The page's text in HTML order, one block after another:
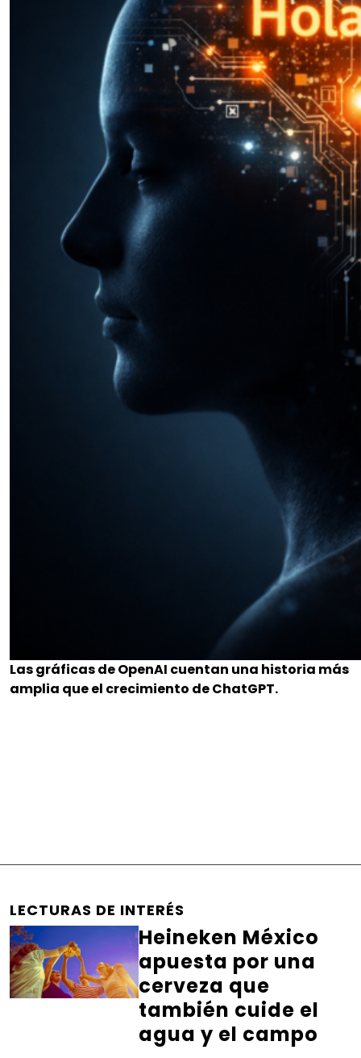
Las gráficas de OpenAI cuentan una historia más
amplia que el crecimiento de ChatGPT.
LECTURAS DE INTERÉS
Heineken México
apuesta por una
cerveza que
también cuide el
agua y el campo